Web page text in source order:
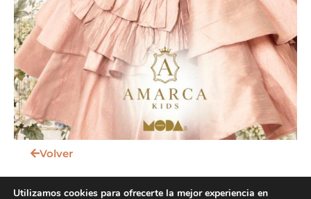
Volver
Utilizamos cookies para ofrecerte la mejor experiencia en